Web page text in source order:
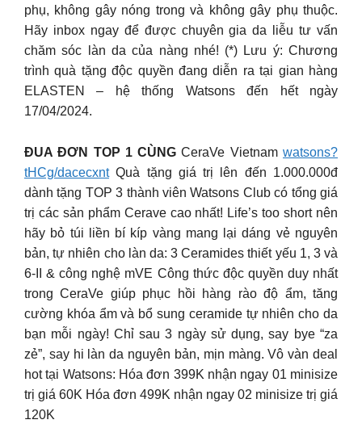
phụ, không gây nóng trong và không gây phụ thuộc.
Hãy inbox ngay để được chuyên gia da liễu tư vấn
chăm sóc làn da của nàng nhé! (*) Lưu ý: Chương
trình quà tặng độc quyền đang diễn ra tại gian hàng
ELASTEN – hệ thống Watsons đến hết ngày
17/04/2024.
ĐUA ĐƠN TOP 1 CÙNG CeraVe Vietnamwatsons?
tHCg/dacecxntQuà tặng giá trị lên đến 1.000.000đ
dành tặng TOP 3 thành viên Watsons Club có tổng giá
trị các sản phẩm Cerave cao nhất! Life’s too short nên
hãy bỏ túi liền bí kíp vàng mang lại dáng vẻ nguyên
bản, tự nhiên cho làn da: 3 Ceramides thiết yếu 1, 3 và
6-II & công nghệ mVE Công thức độc quyền duy nhất
trong CeraVe giúp phục hồi hàng rào độ ẩm, tăng
cường khóa ẩm và bổ sung ceramide tự nhiên cho da
bạn mỗi ngày! Chỉ sau 3 ngày sử dụng, say bye “za
zẻ”, say hi làn da nguyên bản, mịn màng. Vô vàn deal
hot tại Watsons: Hóa đơn 399K nhận ngay 01 minisize
trị giá 60K Hóa đơn 499K nhận ngay 02 minisize trị giá
120K